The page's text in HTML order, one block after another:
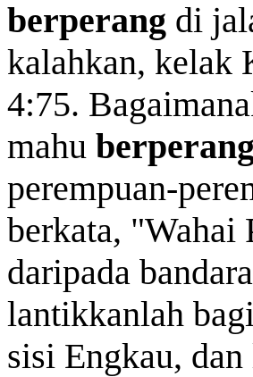
berperang di
kalahkan, kelak
4:75.
mahu berperang
perempuan-
berkata, "Wahai
daripada
lantikkanlah
sisi Engkau,